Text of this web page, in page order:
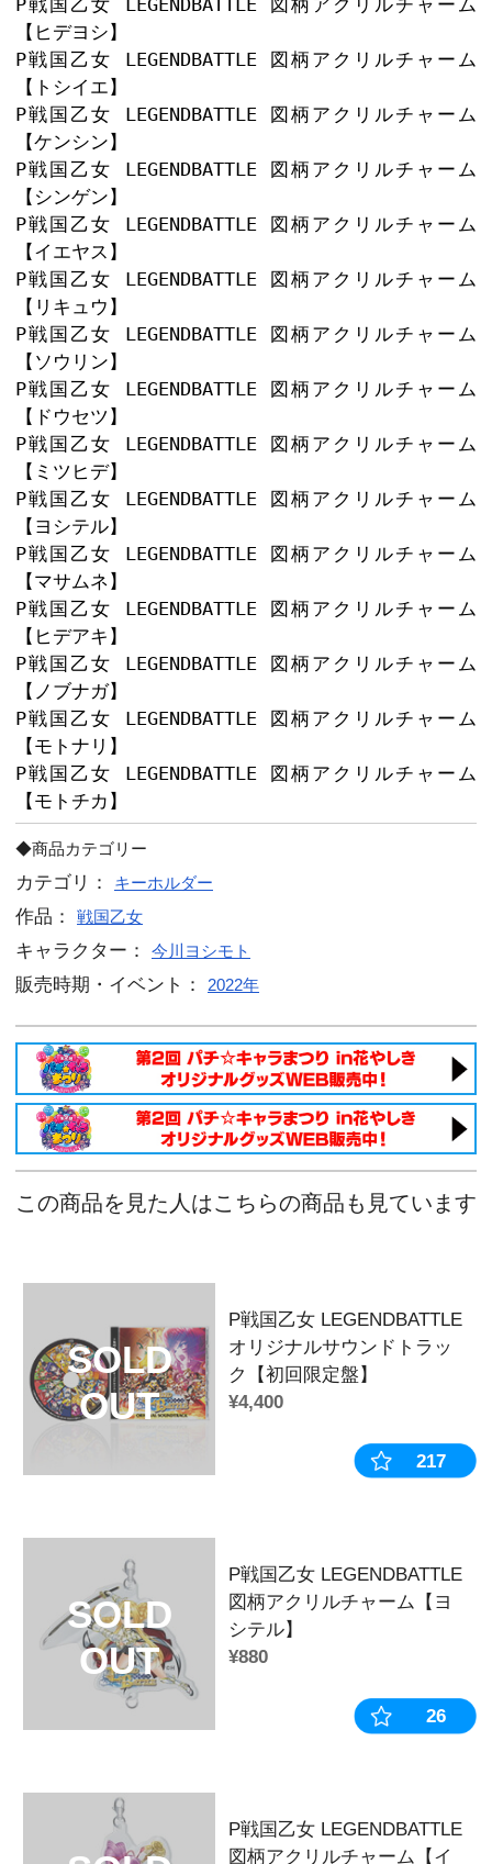
20
キャラクター部分
60㎜×80㎜以内　厚さ3㎜
「P戦国乙女 LEGENDBATTLE」より
図柄デザインのアクリルチャームが新
お気に入りのチャームを下に連結でき
P戦国乙女 LEGENDBATTLE 図柄
【コンプリートセット】
P戦国乙女 LEGENDBATTLE 図柄
【ヒデヨシ】
P戦国乙女 LEGENDBATTLE 図柄ア
【トシイエ】
P戦国乙女 LEGENDBATTLE 図柄ア
【ケンシン】
P戦国乙女 LEGENDBATTLE 図柄ア
【シンゲン】
P戦国乙女 LEGENDBATTLE 図柄ア
【イエヤス】
P戦国乙女 LEGENDBATTLE 図柄
【リキュウ】
P戦国乙女 LEGENDBATTLE 図柄ア
【ソウリン】
P戦国乙女 LEGENDBATTLE 図柄
【ミツヒデ】
P戦国乙女 LEGENDBATTLE 図柄
【ヨシテル】
P戦国乙女 LEGENDBATTLE 図柄ア
P戦国乙女 LEGENDBATTLE 図柄ア
【ヒデアキ】
P戦国乙女 LEGENDBATTLE 図柄
【ノブナガ】
P戦国乙女 LEGENDBATTLE 図柄
【モトチカ】